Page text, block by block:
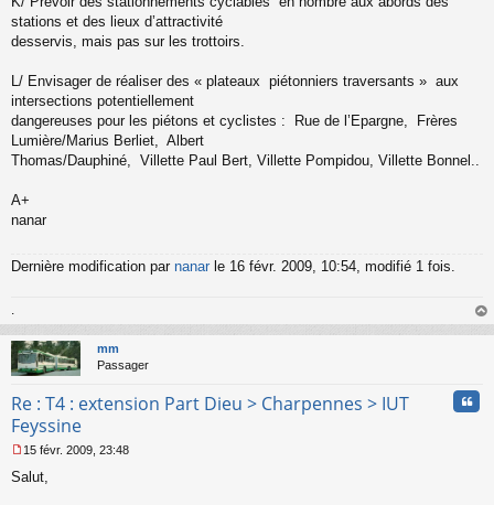
stations et des lieux d’attractivité
desservis, mais pas sur les trottoirs.
L/ Envisager de réaliser des « plateaux piétonniers traversants » aux
intersections potentiellement
dangereuses pour les piétons et cyclistes : Rue de l’Epargne, Frères
Lumière/Marius Berliet, Albert
Thomas/Dauphiné, Villette Paul Bert, Villette Pompidou, Villette Bonnel..
A+
nanar
Dernière modification par nanar le 16 févr. 2009, 10:54, modifié 1 fois.
au
mm
Passager
Re : T4 : extension Part Dieu > Charpennes > IUT
Feyssine
e
15 févr. 2009, 23:48
Salut,